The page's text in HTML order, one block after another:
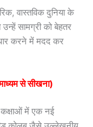
वास्तविक दुनिया के
सामग्री को बेहतर
करने में मदद कर
से सीखना)
में एक नई